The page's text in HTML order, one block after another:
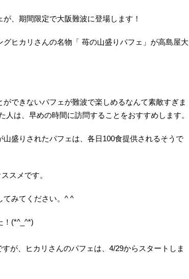
、期間限定で大阪難波に登場します！
ヒカリさんの名物「 苺の山盛りパフェ」が高島屋大
できないパフェが難波で楽しめるなんて素敵すぎま
は、早めの時間に訪問することをおすすめします。
盛りされたパフェは、各日100食提供されるそうで
スメです。
てみてください。^ ^
！(*^_^*)
が、ヒカリさんのパフェは、4/29からスタートしま